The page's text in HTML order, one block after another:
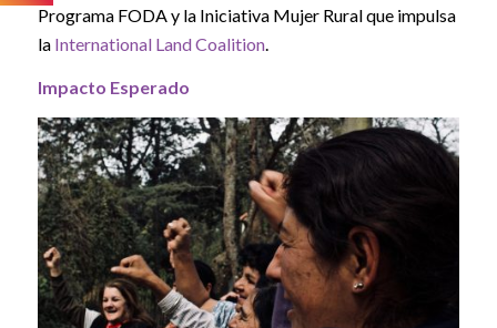
Programa FODA y la Iniciativa Mujer Rural que impulsa
la International Land Coalition.
Impacto Esperado